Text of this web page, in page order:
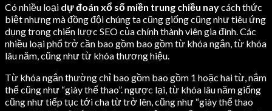
Có nhiều loại dự đoán xổ số miền trung chiều naycách thức
biệt nhưng mà đồng đội chúng ta cũng giống cũng như tiêu ứng
dụng trong chiến lược SEO của chính thành viên gia đình. Các
nhiều loại phổ trở cần bao gồm bao gồm từ khóa ngắn, từ khóa
lâu năm, cũng như từ khóa thương hiệu.
Từ khóa ngắn thường chỉ bao gồm bao gồm 1 hoặc hai từ, nắm
thể cũng như “giày thể thao”. ngược lại, từ khóa lâu năm giống
cũng như tiếp tục tới cha từ trở lên, cũng như “giày thể thao